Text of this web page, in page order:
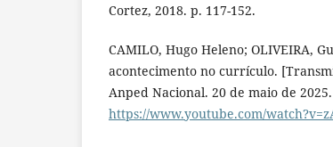
Cortez, 2018. p. 117-152.
CAMILO, Hugo Heleno; OLIVEIRA,
acontecimento no currículo.
Anped Nacional. 20 de maio de
https://www.youtube.com/